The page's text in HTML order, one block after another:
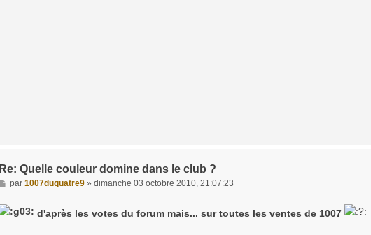
Re: Quelle couleur domine dans le club ?
M
e
s
par 1007duquatre9» dimanche 03 octobre 2010, 21:07:23
d'après les votes du forum mais... sur toutes les ventes de 1007